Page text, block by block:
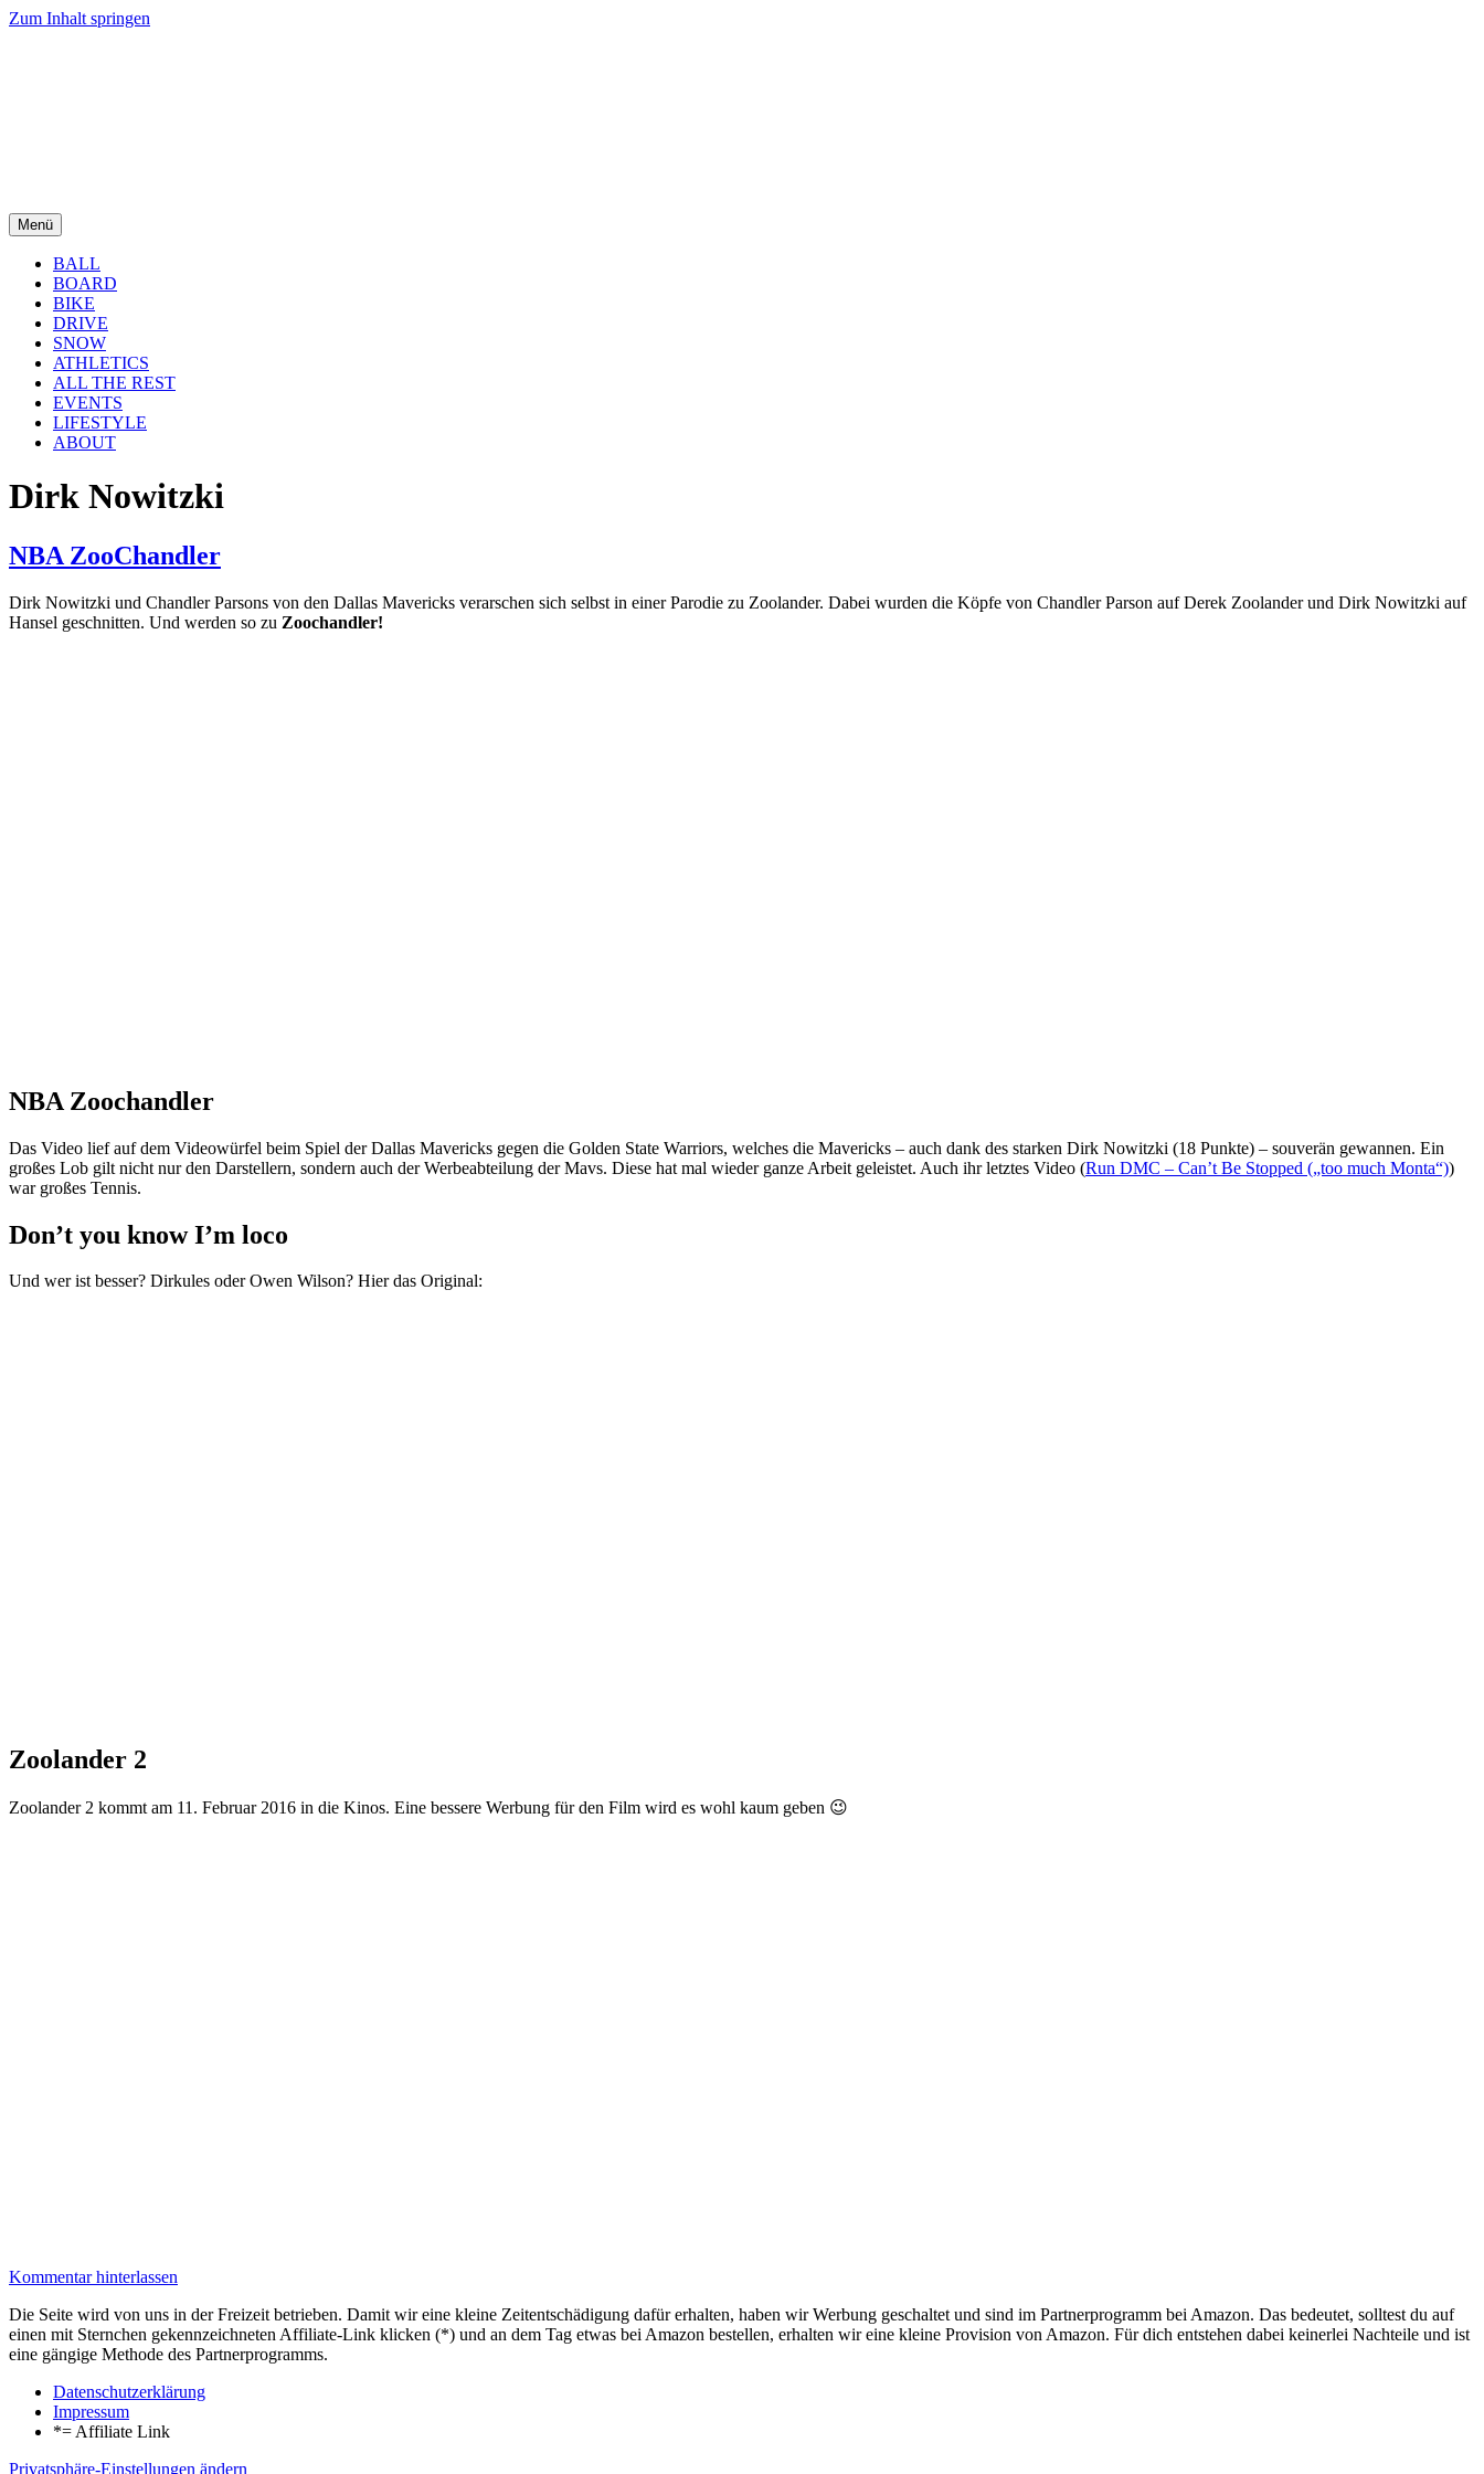
Zum Inhalt springen
Menü
BALL
BOARD
BIKE
DRIVE
SNOW
ATHLETICS
ALL THE REST
EVENTS
LIFESTYLE
ABOUT
Dirk Nowitzki
NBA ZooChandler
Dirk Nowitzki und Chandler Parsons von den Dallas Mavericks verarschen sich selbst in einer Parodie zu Zoolander. Dabei wurden die Köpfe von Chandler Parson auf Derek Zoolander und Dirk Nowitzki auf
Hansel geschnitten. Und werden so zu Zoochandler!
NBA Zoochandler
Das Video lief auf dem Videowürfel beim Spiel der Dallas Mavericks gegen die Golden State Warriors, welches die Mavericks – auch dank des starken Dirk Nowitzki (18 Punkte) – souverän gewannen. Ein
großes Lob gilt nicht nur den Darstellern, sondern auch der Werbeabteilung der Mavs. Diese hat mal wieder ganze Arbeit geleistet. Auch ihr letztes Video (Run DMC – Can’t Be Stopped („too much Monta“))
war großes Tennis.
Don’t you know I’m loco
Und wer ist besser? Dirkules oder Owen Wilson? Hier das Original:
Zoolander 2
Zoolander 2 kommt am 11. Februar 2016 in die Kinos. Eine bessere Werbung für den Film wird es wohl kaum geben 😉
Kommentar hinterlassen
Die Seite wird von uns in der Freizeit betrieben. Damit wir eine kleine Zeitentschädigung dafür erhalten, haben wir Werbung geschaltet und sind im Partnerprogramm bei Amazon. Das bedeutet, solltest du auf
einen mit Sternchen gekennzeichneten Affiliate-Link klicken (*) und an dem Tag etwas bei Amazon bestellen, erhalten wir eine kleine Provision von Amazon. Für dich entstehen dabei keinerlei Nachteile und ist
eine gängige Methode des Partnerprogramms.
Datenschutzerklärung
Impressum
*= Affiliate Link
Privatsphäre-Einstellungen ändern